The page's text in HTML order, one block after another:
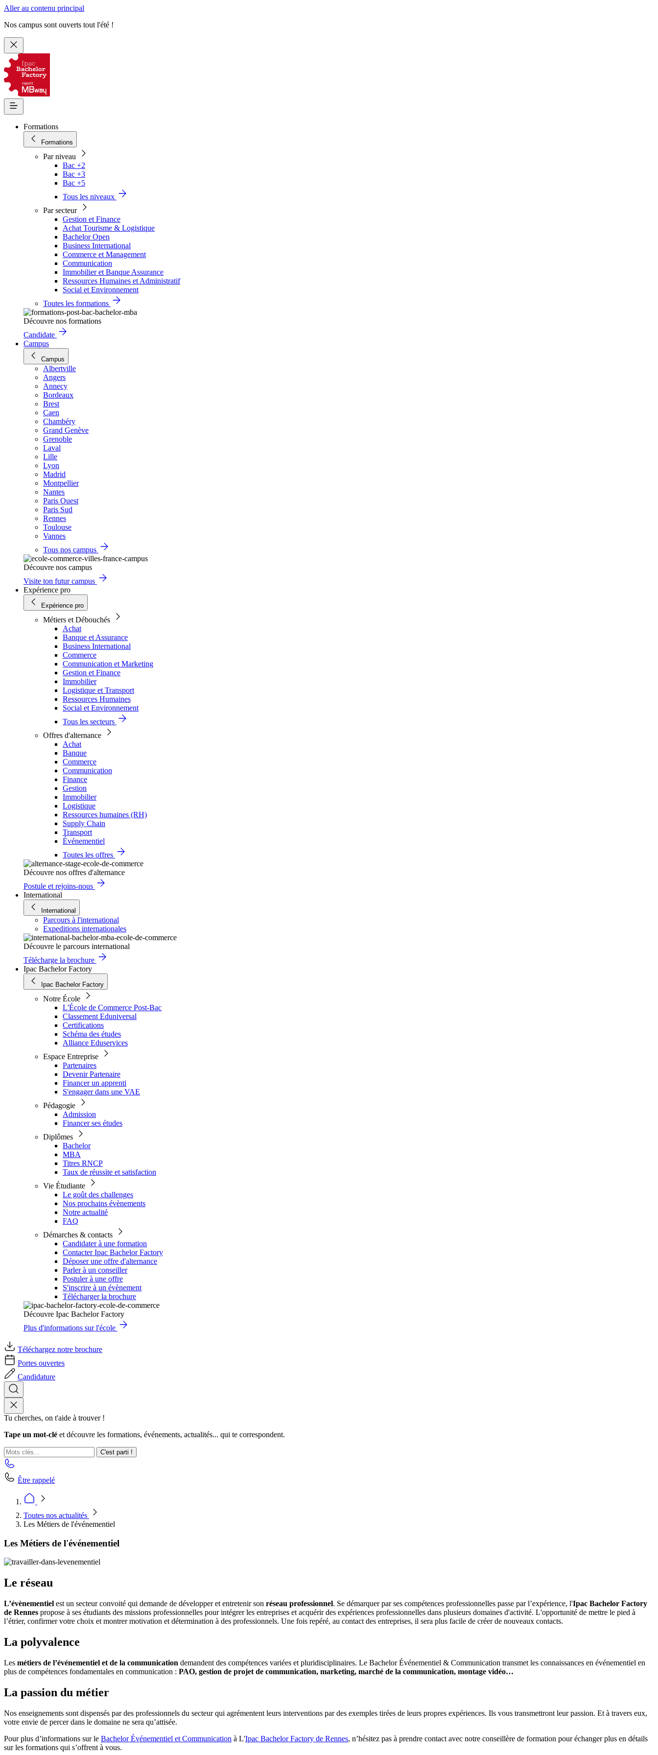
Aller au contenu principal
Nos campus sont ouverts tout l'été !
Formations
Formations
Par niveau
Bac +2
Bac +3
Bac +5
Tous les niveaux
Par secteur
Gestion et Finance
Achat Tourisme & Logistique
Bachelor Open
Business International
Commerce et Management
Communication
Immobilier et Banque Assurance
Ressources Humaines et Administratif
Social et Environnement
Toutes les formations
Découvre nos formations
Candidate
Campus
Campus
Albertville
Angers
Annecy
Bordeaux
Brest
Caen
Chambéry
Grand Genève
Grenoble
Laval
Lille
Lyon
Madrid
Montpellier
Nantes
Paris Ouest
Paris Sud
Rennes
Toulouse
Vannes
Tous nos campus
Découvre nos campus
Visite ton futur campus
Expérience pro
Expérience pro
Métiers et Débouchés
Achat
Banque et Assurance
Business International
Commerce
Communication et Marketing
Gestion et Finance
Immobilier
Logistique et Transport
Ressources Humaines
Social et Environnement
Tous les secteurs
Offres d'alternance
Achat
Banque
Commerce
Communication
Finance
Gestion
Immobilier
Logistique
Ressources humaines (RH)
Supply Chain
Transport
Événementiel
Toutes les offres
Découvre nos offres d'alternance
Postule et rejoins-nous
International
International
Parcours à l'international
Expeditions internationales
Découvre le parcours international
Télécharge la brochure
Ipac Bachelor Factory
Ipac Bachelor Factory
Notre École
L'École de Commerce Post-Bac
Classement Eduniversal
Certifications
Schéma des études
Alliance Eduservices
Espace Entreprise
Partenaires
Devenir Partenaire
Financer un apprenti
S'engager dans une VAE
Pédagogie
Admission
Financer ses études
Diplômes
Bachelor
MBA
Titres RNCP
Taux de réussite et satisfaction
Vie Étudiante
Le goût des challenges
Nos prochains évènements
Notre actualité
FAQ
Démarches & contacts
Candidater à une formation
Contacter Ipac Bachelor Factory
Déposer une offre d'alternance
Parler à un conseiller
Postuler à une offre
S'inscrire à un évènement
Télécharger la brochure
Découvre Ipac Bachelor Factory
Plus d'informations sur l'école
Téléchargez notre brochure
Portes ouvertes
Candidature
Tu cherches, on t'aide à trouver !
Tape un mot-clé et découvre les formations, événements, actualités... qui te correspondent.
C'est parti !
Être rappelé
Toutes nos actualités
Les Métiers de l'événementiel
Les Métiers de l'événementiel
Le réseau
L’évènementiel est un secteur convoité qui demande de développer et entretenir son réseau professionnel. Se démarquer par ses compétences professionnelles passe par l’expérience, l'Ipac Bachelor Factory
de Rennes propose à ses étudiants des missions professionnelles pour intégrer les entreprises et acquérir des expériences professionnelles dans plusieurs domaines d'activité. L'opportunité de mettre le pied à
l’étrier, confirmer votre choix et montrer motivation et détermination à des professionnels. Une fois repéré, au contact des entreprises, il sera plus facile de créer de nouveaux contacts.
La polyvalence
Les métiers de l’événementiel et de la communication demandent des compétences variées et pluridisciplinaires. Le Bachelor Événementiel & Communication transmet les connaissances en événementiel en
plus de compétences fondamentales en communication : PAO, gestion de projet de communication, marketing, marché de la communication, montage vidéo…
La passion du métier
Nos enseignements sont dispensés par des professionnels du secteur qui agrémentent leurs interventions par des exemples tirées de leurs propres expériences. Ils vous transmettront leur passion. Et à travers eux,
votre envie de percer dans le domaine ne sera qu’attisée.
Pour plus d’informations sur le Bachelor Événementiel et Communication à L'Ipac Bachelor Factory de Rennes, n’hésitez pas à prendre contact avec notre conseillère de formation pour échanger plus en détails
sur les formations qui s’offrent à vous.